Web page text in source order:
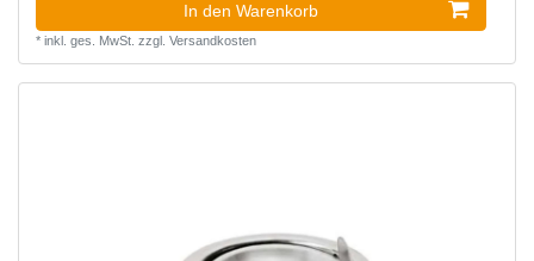
In den Warenkorb
* inkl. ges. MwSt. zzgl. Versandkosten